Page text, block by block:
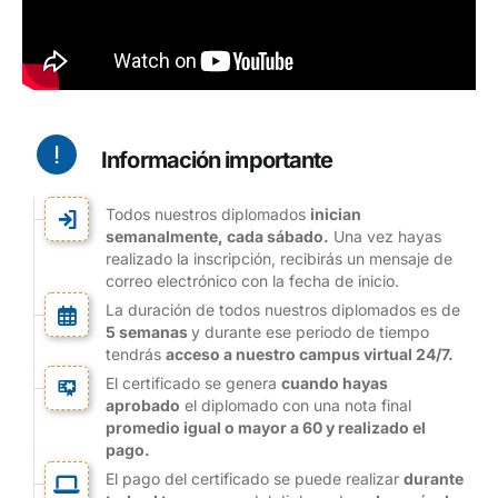
¡Inscríbete!
Información importante
Todos nuestros diplomados inician
semanalmente, cada sábado. Una vez hayas
realizado la inscripción, recibirás un mensaje de
correo electrónico con la fecha de inicio.
La duración de todos nuestros diplomados es de
5 semanasy durante ese periodo de tiempo
tendrás acceso a nuestro campus virtual 24/7.
El certificado se genera cuando hayas
aprobado el diplomado con una nota final
promedio igual o mayor a 60 y realizado el
pago.
El pago del certificado se puede realizar durante